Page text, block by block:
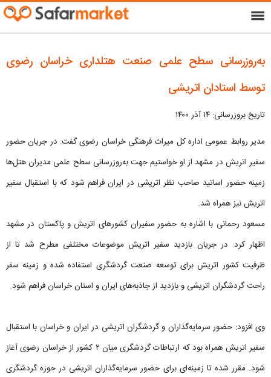
menu
به‌روزرسانی سطح علمی صنعت هتلداری خراسان رضوی
توسط استادان اتریشی
تاریخ بروزرسانی: ۱۴ آذر ۱۴۰۰
مدیر روابط عمومی اداره‌ کل میراث فرهنگی خراسان رضوی گفت: در جریان حضور
سفیر اتریش در مشهد از او خواستیم جهت به‌روزرسانی سطح علمی مدیران هتل‌ها
زمینه حضور اساتید صاحب‌ نظر اتریشی در ایران فراهم شود که با استقبال سفیر
اتریش نیز همراه شد.
مسعود رحمانی با اشاره به حضور سفیران کشورهای اتریش و پاکستان در مشهد
اظهار کرد: در جریان بازدید سفیر اتریش موضوعات مختلفی مطرح شد تا از
ظرفیت کشور اتریش برای توسعه صنعت گردشگری استفاده شده و زمینه سفر
راحت گردشگران اتریشی و بازدید از جاذبه‌های ایران و استان خراسان فراهم شود.
وی افزود: حضور سرمایه‌گذاران و گردشگران اتریشی در ایران و خراسان با استقبال
سفیر اتریش همراه بود که ارتباطات گردشگری میان ۲ کشور از خراسان رضوی آغاز
شود. مقرر شده تا زمینه‌ای برای حضور سرمایه‌گذاران اتریشی در حوزه گردشگری